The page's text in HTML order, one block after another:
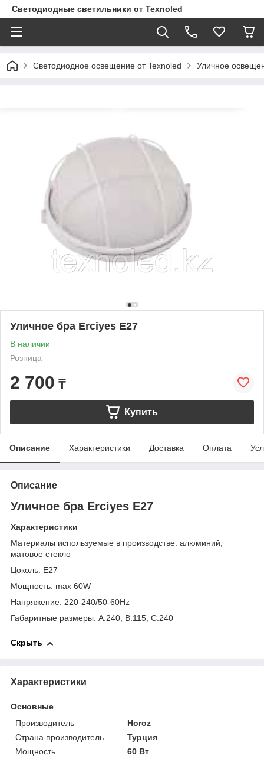
Светодиодные светильники от Texnoled
Светодиодное освещение от Texnoled Уличное
Уличное бра Erciyes Е27
В наличии
Розница
2 700 ₸
Купить
Описание Характеристики Доставка Оплата
Описание
Уличное бра Erciyes Е27
Характеристики
Материалы используемые в производстве: алюминий,
матовое стекло
Цоколь: Е27
Мощность: max 60W
Напряжение: 220-240/50-60Hz
Габаритные размеры: A:240, B:115, C:240
Скрыть
Характеристики
Основные
Производитель
Horoz
Страна производитель
Турция
Мощность
60 Вт